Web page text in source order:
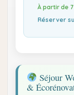
À partir de
Réserver
Séjour
&